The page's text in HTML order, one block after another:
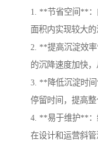
1. **节省空间**：
面积内实现较大的
2. **提高沉淀效
的沉降速度加快，
3. **降低沉淀时
停留时间，提高整
4. **易于维护**：
在设计和运营斜